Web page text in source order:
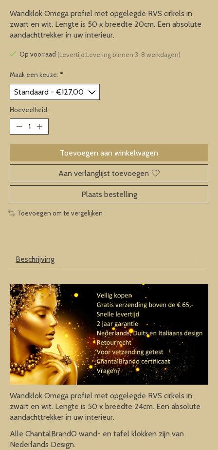
Wandklok Omega profiel met opgelegde RVS cirkels in
zwart en wit. Lengte is 50 x breedte 20cm. Een absolute
aandachttrekker in uw interieur.
Op voorraad (Levertijd:Levering binnen 3-8 werkdagen)
Maak een keuze: *
Hoeveelheid:
Toevoegen aan winkelwagen
Aan verlanglijst toevoegen
Plaats bestelling
Toevoegen om te vergelijken
Beschrijving
Wandklok Omega profiel met opgelegde RVS cirkels in
zwart en wit. Lengte is 50 x breedte 24cm. Een absolute
aandachttrekker in uw interieur.
Alle ChantalBrandO wand- en tafel klokken zijn van
Nederlands Design.